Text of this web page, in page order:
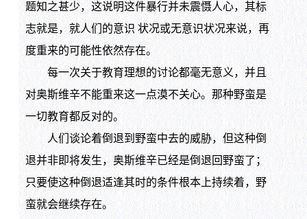
题知之甚少，这说明这件暴行并未震慑人心，其标
志就是，就人们的意识 状况或无意识状况来说，再
度重来的可能性依然存在。
每一次关于教育理想的讨论都毫无意义，并且
对奥斯维辛不能重来这一点漠不关心。那种野蛮是
一切教育都反对的。
人们谈论着倒退到野蛮中去的威胁，但这种倒
退并非即将发生，奥斯维辛已经是倒退回野蛮了；
只要使这种倒退适逢其时的条件根本上持续着，野
蛮就会继续存在。